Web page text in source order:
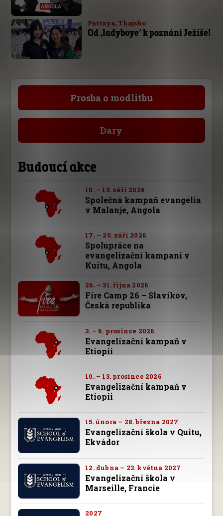
Pattaya, Thajsko
Od ‚ladyboye‘ k poznání Ježíše!
Prosba o modlitbu
Dary
Budoucí akce
10. – 13. září 2026
Společná kampaň evangelia
v Malanje, Angola
17. – 20. září 2026
Spolupráce na
evangelizační kampani v
Kuitu, Angola
26. – 31. října 2026
Fire Camp 26 – Slavíkov,
Česká republika
3. – 6. prosince 2026
Evangelizační kampaň v
Etiopii
10. – 13. prosince 2026
Evangelizační kampaň v
Etiopii
15. února – 28. března 2027
Evangelizační škola v Quitu,
Ekvádor
12. dubna – 23. května 2027
Evangelizační škola v
Marseille, Francie
2027